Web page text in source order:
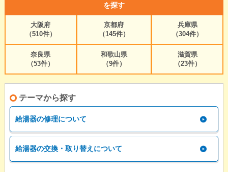
を探す
大阪府
（510件）
京都府
（145件）
兵庫県
（304件）
奈良県
（53件）
和歌山県
（9件）
滋賀県
（23件）
テーマから探す
給湯器の修理について
給湯器の交換・取り替えについて